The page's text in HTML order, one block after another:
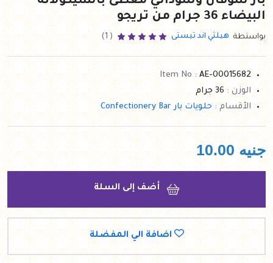
البيضاء 36 جرام من تريجو
بواستطة هيلثي اند تيستى ( 1)
Item No :AE-00015682
الوزن :36 جرام
الأقسام : حلويات بار Confectionery Bar
جنيه 10.00
أضف إلى السلة
اضافة الي المفضلة